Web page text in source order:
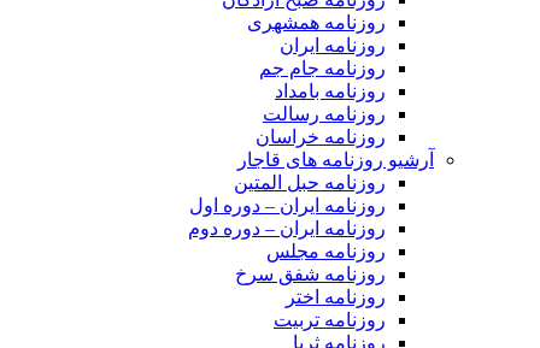
روزنامه همشهری
روزنامه ایران
روزنامه جام جم
روزنامه بامداد
روزنامه رسالت
روزنامه خراسان
آرشیو روزنامه های قاجار
روزنامه حبل المتین
روزنامه ایران – دوره اول
روزنامه ایران – دوره دوم
روزنامه مجلس
روزنامه شفق سرخ
روزنامه اختر
روزنامه تربیت
روزنامه ثریا